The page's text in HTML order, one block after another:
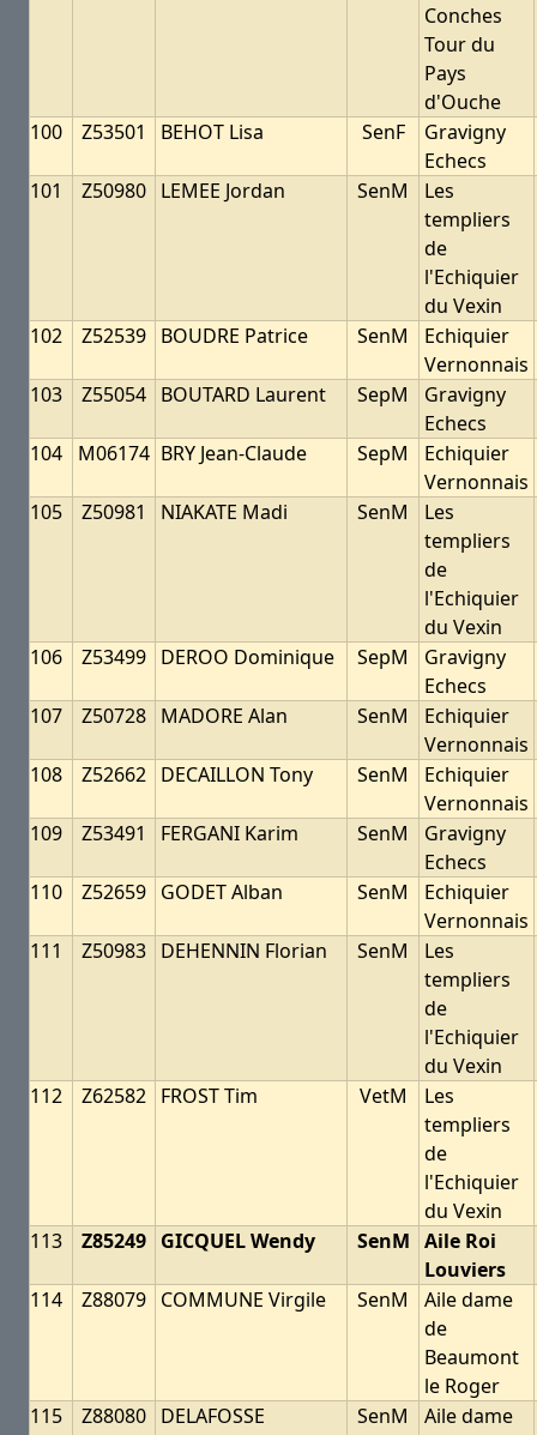
Conches
Tour du
Pays
d'Ouche
100
Z53501 BEHOT Lisa SenF
Gravigny
Echecs
101
Z50980 LEMEE Jordan SenM
Les
templiers
de
l'Echiquier
du Vexin
102
Z52539 BOUDRE Patrice SenM
Echiquier
Vernonnais
103
Z55054 BOUTARD Laurent SepM
Gravigny
Echecs
104
M06174 BRY Jean-Claude SepM
Echiquier
Vernonnais
105
Z50981 NIAKATE Madi SenM
Les
templiers
de
l'Echiquier
du Vexin
106
Z53499 DEROO Dominique SepM
Gravigny
Echecs
107
Z50728 MADORE Alan SenM
Echiquier
Vernonnais
108
Z52662 DECAILLON Tony SenM
Echiquier
Vernonnais
109
Z53491 FERGANI Karim SenM
Gravigny
Echecs
110
Z52659 GODET Alban SenM
Echiquier
Vernonnais
111
Z50983 DEHENNIN Florian SenM
Les
templiers
de
l'Echiquier
du Vexin
112
Z62582 FROST Tim VetM
Les
templiers
de
l'Echiquier
du Vexin
113
Z85249 GICQUEL Wendy SenM Aile Roi
Louviers
114
Z88079 COMMUNE Virgile SenM
Aile dame
de
Beaumont
le Roger
115
Z88080 DELAFOSSE
SenM
Aile dame